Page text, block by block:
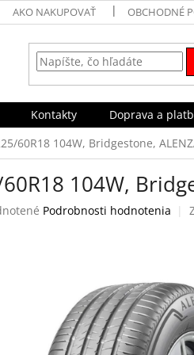
AKO NAKUPOVAŤ OBCHODNÉ
Kontakty Doprava a
60R18 104W, Bridgestone,
104W,
Podrobnosti hodnotenia